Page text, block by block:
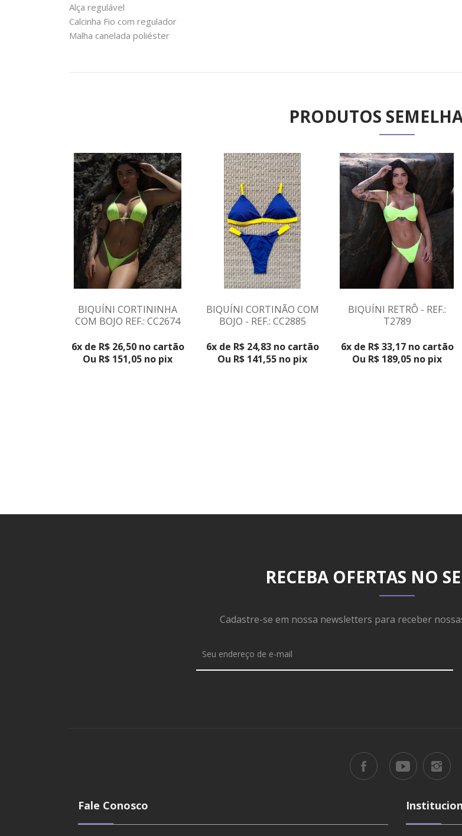
Alça regulável
Calcinha Fio com regulador
Malha canelada poliéster
PRODUTOS
BIQUÍNI CORTININHA
COM BOJO REF.: CC2674
6x de R$ 26,50 no cartão
Ou R$ 151,05 no pix
BIQUÍNI CORTINÃO COM
BOJO - REF.: CC2885
6x de R$ 24,83 no cartão
Ou R$ 141,55 no pix
BIQUÍNI RETRÔ - REF.:
T2789
6x de R$ 33,17 no cartão
Ou R$ 189,05 no pix
VER PRODUTO
RECEBA OFERTAS NO
Cadastre-se em nossa newsletters para receber
Fale Conosco